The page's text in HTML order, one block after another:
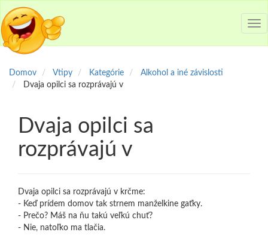
Domov Vtipy Kategórie
Alkohol a iné závislosti
Dvaja opilci sa rozprávajú v
Dvaja opilci sa
rozprávajú v
Dvaja opilci sa rozprávajú v krčme:
- Keď prídem domov tak strnem manželkine gaťky.
- Prečo? Máš na ňu takú veľkú chuť?
- Nie, natoľko ma tlačia.